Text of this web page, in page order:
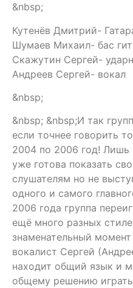
&nbsp;
Кутенёв Дмитрий-
Шумаев Михаил- бас
Скажутин Сергей-
Андреев Сергей- вокал
&nbsp;
&nbsp; &nbsp;И так
если точнее говорить
2004 по 2006 год! Лишь
уже готова показать
слушателям но не
одного и самого
2006 года группа
ещё много разных
знаменательный
вокалист Сергей
находит общий язык и
общему решению играть